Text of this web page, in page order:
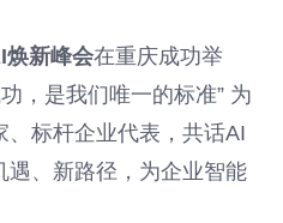
焕新峰会在重庆成功举
，是我们唯一的标准” 为
标杆企业代表，共话AI
遇、新路径，为企业智能